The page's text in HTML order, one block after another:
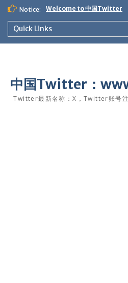
Skip
content
Notice: Welcome to 中国Twitter
Quick Links
中国Twitter：
Twitter最新名称：X，Twitter账号